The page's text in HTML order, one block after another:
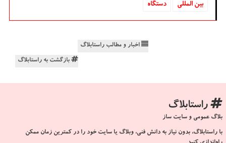
بین المللی
دستگاه
اخبار و مطالب راستابلاگ
بازگشت به راستابلاگ
راستابلاگ
بلاگ عمومی و سایت ساز
با راستابلاگ، بدون نیاز به دانش فنی، وبلاگ یا سایت خود را در کمترین زمان ممکن